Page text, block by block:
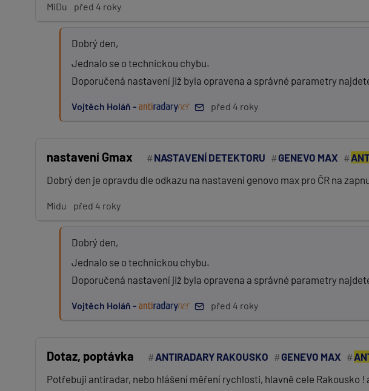
Zpráva:
MiDu před 4 roky
Dobrý den,
Jednalo se o technickou chybu.
Doporučená nastavení již byla opravena a správné parametry
Vojtěch Holáň - před 4 roky
nastavení Gmax NASTAVENÍ DETEKTORU GENEVO MAX
Dobrý den je opravdu dle odkazu na nastavení genovo max pro ČR na
Midu před 4 roky
Dobrý den,
Jednalo se o technickou chybu.
Doporučená nastavení již byla opravena a správné parametry
Vojtěch Holáň - před 4 roky
Dotaz, poptávka ANTIRADARY RAKOUSKO GENEVO MAX
Potřebuji antiradar, nebo hlášení měření rychlosti, hlavně cele Rakousko !